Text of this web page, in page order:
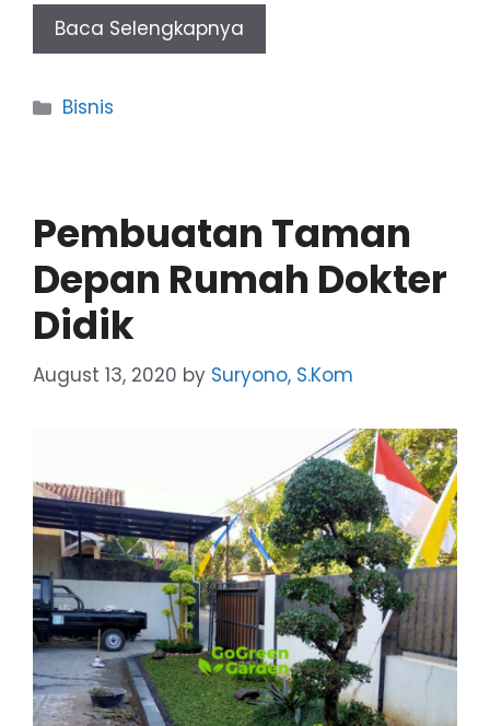
Baca Selengkapnya
Categories
Bisnis
Pembuatan Taman
Depan Rumah Dokter
Didik
August 13, 2020 by Suryono, S.Kom